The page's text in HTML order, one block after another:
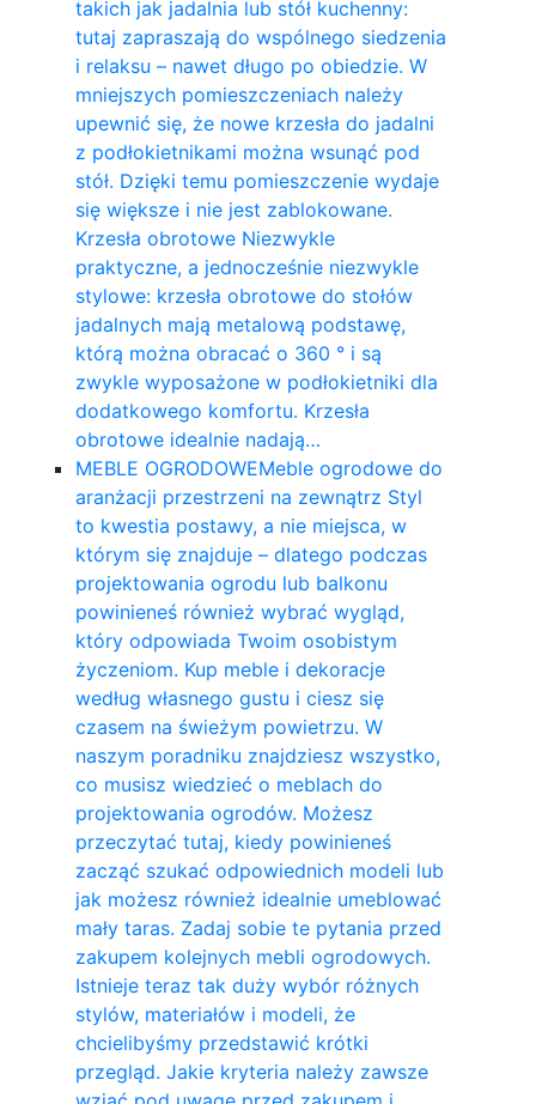
takich jak jadalnia lub stół kuchenny:
tutaj zapraszają do wspólnego siedzenia
i relaksu – nawet długo po obiedzie. W
mniejszych pomieszczeniach należy
upewnić się, że nowe krzesła do jadalni
z podłokietnikami można wsunąć pod
stół. Dzięki temu pomieszczenie wydaje
się większe i nie jest zablokowane.
Krzesła obrotowe Niezwykle
praktyczne, a jednocześnie niezwykle
stylowe: krzesła obrotowe do stołów
jadalnych mają metalową podstawę,
którą można obracać o 360 ° i są
zwykle wyposażone w podłokietniki dla
dodatkowego komfortu. Krzesła
obrotowe idealnie nadają…
MEBLE OGRODOWEMeble ogrodowe do
aranżacji przestrzeni na zewnątrz Styl
to kwestia postawy, a nie miejsca, w
którym się znajduje – dlatego podczas
projektowania ogrodu lub balkonu
powinieneś również wybrać wygląd,
który odpowiada Twoim osobistym
życzeniom. Kup meble i dekoracje
według własnego gustu i ciesz się
czasem na świeżym powietrzu. W
naszym poradniku znajdziesz wszystko,
co musisz wiedzieć o meblach do
projektowania ogrodów. Możesz
przeczytać tutaj, kiedy powinieneś
zacząć szukać odpowiednich modeli lub
jak możesz również idealnie umeblować
mały taras. Zadaj sobie te pytania przed
zakupem kolejnych mebli ogrodowych.
Istnieje teraz tak duży wybór różnych
stylów, materiałów i modeli, że
chcielibyśmy przedstawić krótki
przegląd. Jakie kryteria należy zawsze